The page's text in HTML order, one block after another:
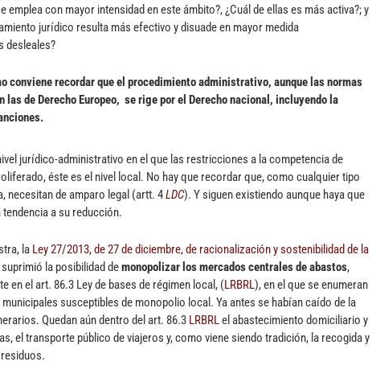
emplea con mayor intensidad en este ámbito?, ¿Cuál de ellas es más activa?; y
jurídico resulta más efectivo y disuade en mayor medida
desleales?
conviene recordar que el procedimiento administrativo, aunque las normas
las de Derecho Europeo, se rige por el Derecho nacional, incluyendo la
jurídico-administrativo en el que las restricciones a la competencia de
éste es el nivel local. No hay que recordar que, como cualquier tipo
necesitan de amparo legal (artt. 4LDC). Y siguen existiendo aunque haya que
a su reducción.
la Ley 27/2013, de 27 de diciembre, de racionalización y sostenibilidad de la
suprimió la posibilidad demonopolizar los mercados centrales de abastos,
en el art. 86.3 Ley de bases de régimen local, (LRBRL), en el que se enumeran
susceptibles de monopolio local. Ya antes se habían caído de la
Quedan aún dentro del art. 86.3 LRBRLel abastecimiento domiciliario y
el transporte público de viajeros y, como viene siendo tradición, la recogida y